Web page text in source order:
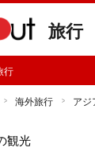
旅行
行
海外旅行 アジ
観光